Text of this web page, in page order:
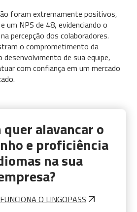
foram extremamente positivos,
um NPS de 48, evidenciando o
percepção dos colaboradores.
o comprometimento da
desenvolvimento de sua equipe,
com confiança em um mercado
quer alavancar o
e proficiência
na sua
O LINGOPASS